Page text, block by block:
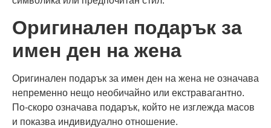
Оригинален подарък за
имен ден на жена
Оригинален подарък за имен ден на жена не означава
непременно нещо необичайно или екстравагантно.
По-скоро означава подарък, който не изглежда масов
и показва индивидуално отношение.